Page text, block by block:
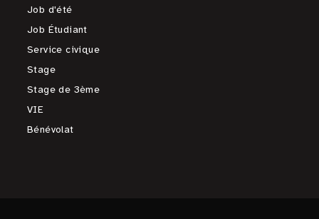
Job d'été
Job Étudiant
Service civique
Stage
Stage de 3ème
VIE
Bénévolat